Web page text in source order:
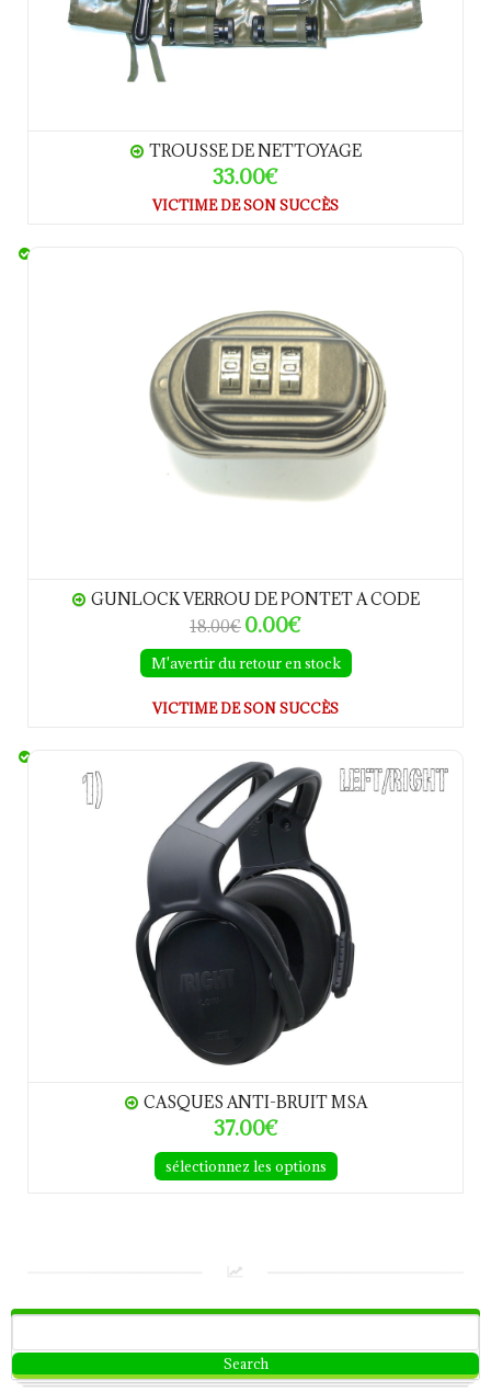
TROUSSE DE NETTOYAGE
33.00€
VICTIME DE SON SUCCÈS
GUNLOCK verrou de pontet a code
GUNLOCK VERROU DE PONTET A CODE
18.00€ 0.00€
M'avertir du retour en stock
VICTIME DE SON SUCCÈS
CASQUES ANTI-BRUIT MSA
CASQUES ANTI-BRUIT MSA
37.00€
sélectionnez les options